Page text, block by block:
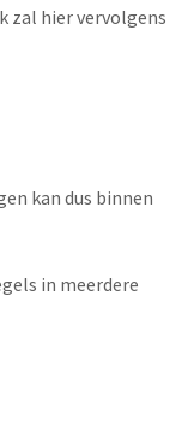
zal hier vervolgens
kan dus binnen
in meerdere